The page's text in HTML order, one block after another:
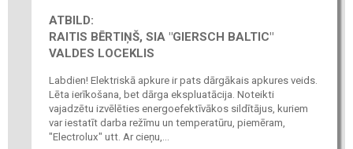
ATBILD:
RAITIS BĒRTIŅŠ, SIA "GIERSCH BALTIC"
VALDES LOCEKLIS
Labdien! Elektriskā apkure ir pats dārgākais apkures veids.
Lēta ierīkošana, bet dārga ekspluatācija. Noteikti
vajadzētu izvēlēties energoefektīvākos sildītājus, kuriem
var iestatīt darba režīmu un temperatūru, piemēram,
"Electrolux" utt. Ar cieņu,...